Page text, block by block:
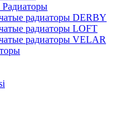
радиаторы DERBY
радиаторы LOFT
радиаторы VELAR